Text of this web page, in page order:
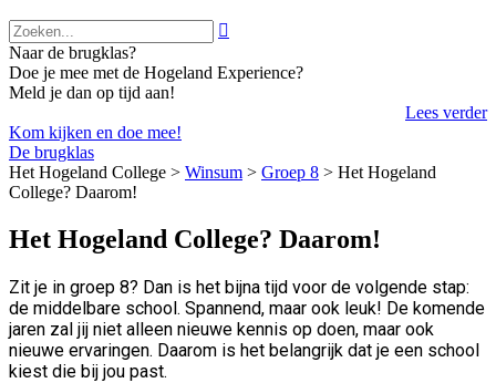

Naar de brugklas?
Doe je mee met de Hogeland Experience?
Meld je dan op tijd aan!
Lees verder
Kom kijken en doe mee!
De brugklas
Het Hogeland College > Winsum > Groep 8 > Het Hogeland
College? Daarom!
Het Hogeland College? Daarom!
Zit je in groep 8? Dan is het bijna tijd voor de volgende stap:
de middelbare school. Spannend, maar ook leuk! De komende
jaren zal jij niet alleen nieuwe kennis op doen, maar ook
nieuwe ervaringen. Daarom is het belangrijk dat je een school
kiest die bij jou past.